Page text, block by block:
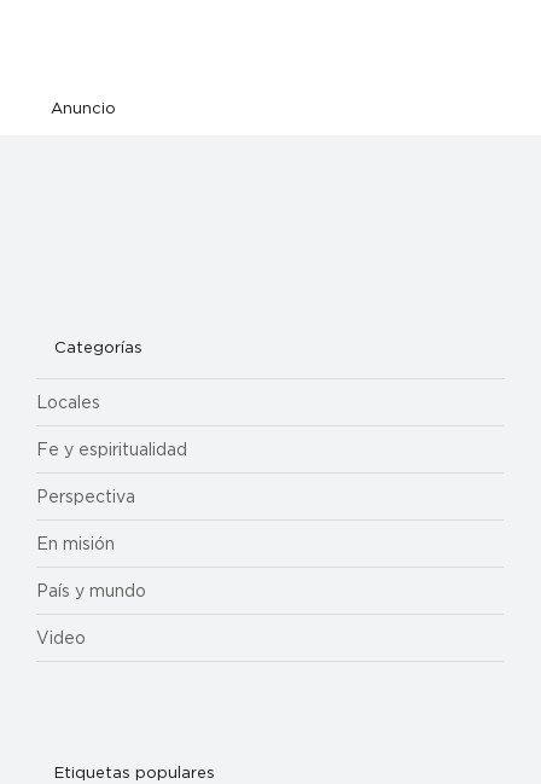
Anuncio
Categorías
Locales
Fe y espiritualidad
Perspectiva
En misión
País y mundo
Video
Etiquetas populares